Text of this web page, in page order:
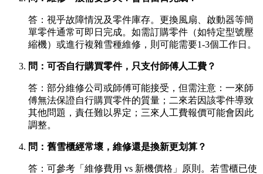
答：視乎故障情況及零件庫存。更換風扇、啟動器等簡
單零件通常可即日完成。如需訂購零件（如特定型號壓
縮機）或進行複雜雪種維修，則可能需要1-3個工作日。
問：可否自行購買零件，只支付師傅人工費？
答：部分維修公司或師傅可能接受，但需注意：一來師
傅無法保證自行購買零件的質量；二來若因該零件導致
其他問題，責任難以界定；三來人工費報價可能會因此
調整。
問：舊雪櫃經常壞，維修還是換新更划算？
答：可參考「維修費用 vs 新機價格」原則。若雪櫃已使